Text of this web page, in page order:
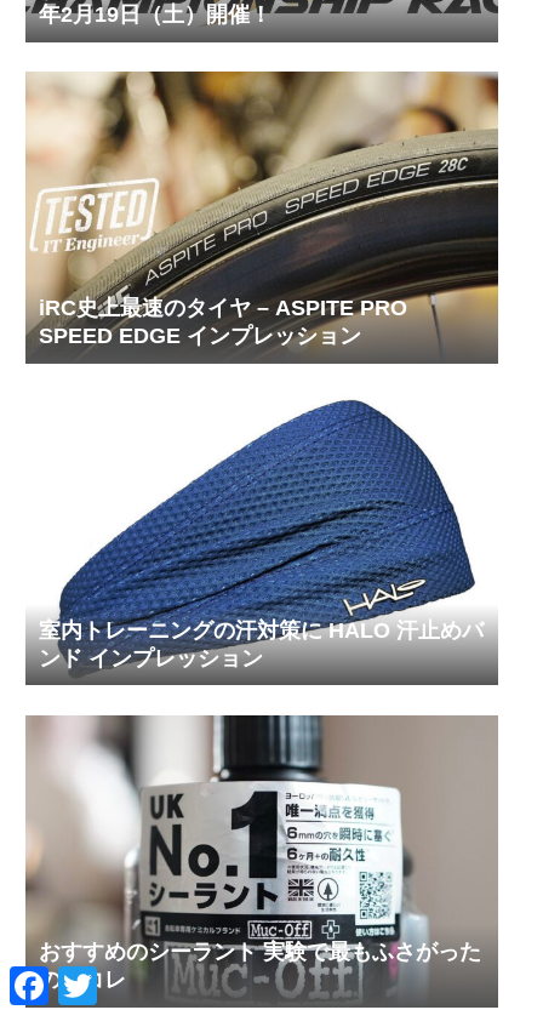
年2月19日（土）開催！
iRC史上最速のタイヤ – ASPITE PRO
SPEED EDGE インプレッション
室内トレーニングの汗対策に HALO 汗止めバ
ンド インプレッション
おすすめのシーラント 実験で最もふさがった
のはコレ
F
a
c
T
w
i